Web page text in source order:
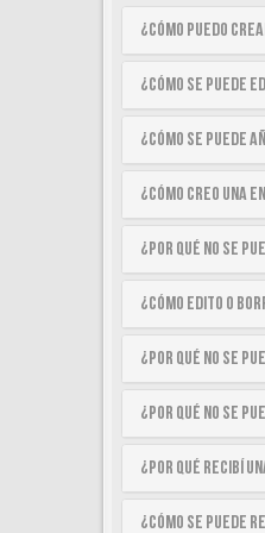
¿Cómo puedo
¿Cómo se puede
¿Cómo se puede
¿Cómo creo una
¿Por qué no se
¿Cómo edito o
¿Por qué no se
¿Por qué no se
¿Por qué recibí
¿Cómo se puede